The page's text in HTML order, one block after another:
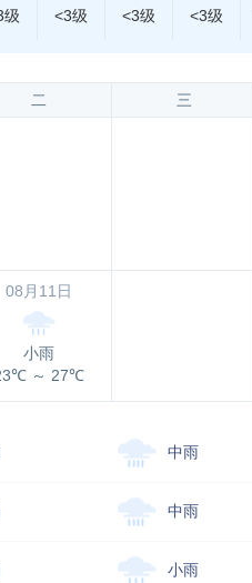
级 <3级 <3级 <3级
二 三
08月11日
小雨
～ 27℃
中雨
中雨
小雨